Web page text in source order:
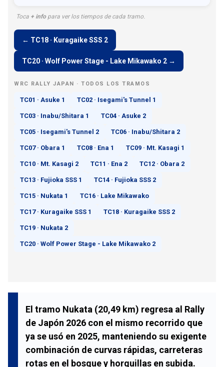
Toca + infopara ver los tiempos de cada tramo.
← TC18 · Kuragaike SSS 2
TC20 · Wolf Power Stage - Lake Mikawako 2 →
WRC RALLY JAPAN · TODOS LOS TRAMOS
TC01 · Asuke 1 TC02 · Isegami's Tunnel 1
TC03 · Inabu/Shitara 1 TC04 · Asuke 2
TC05 · Isegami's Tunnel 2 TC06 · Inabu/Shitara 2
TC07 · Obara 1 TC08 · Ena 1 TC09 · Mt. Kasagi 1
TC10 · Mt. Kasagi 2 TC11 · Ena 2 TC12 · Obara 2
TC13 · Fujioka SSS 1 TC14 · Fujioka SSS 2
TC15 · Nukata 1 TC16 · Lake Mikawako
TC17 · Kuragaike SSS 1 TC18 · Kuragaike SSS 2
TC19 · Nukata 2
TC20 · Wolf Power Stage - Lake Mikawako 2
El tramo Nukata (20,49 km) regresa al Rally
de Japón 2026 con el mismo recorrido que
ya se usó en 2025, manteniendo su exigente
combinación de curvas rápidas, carreteras
rotas en el bosque y horquillas en subida.